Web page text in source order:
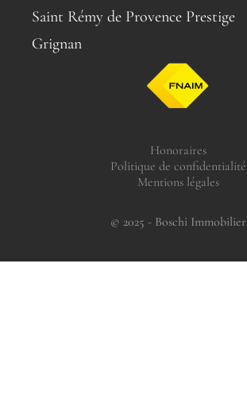
Saint Rémy de Provence Prestige
Grignan
Honoraires
Politique de confidentialité
Mentions légales
© 2025 - Boschi Immobilier